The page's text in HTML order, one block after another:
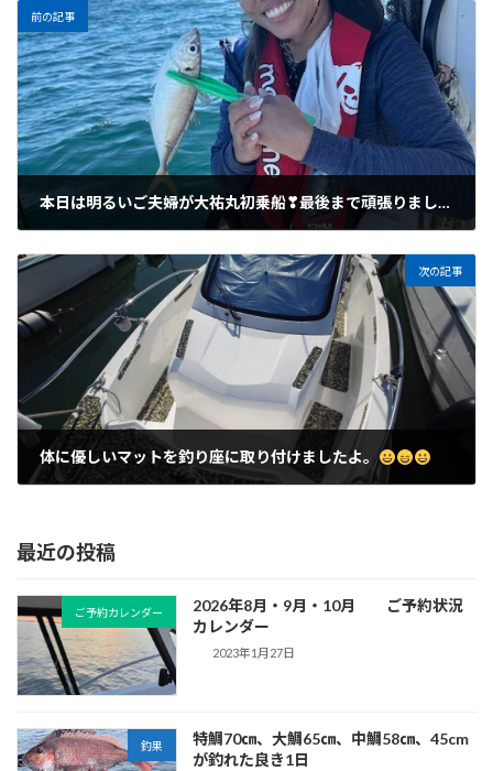
前の記事
本日は明るいご夫婦が大祐丸初乗船❣最後まで頑張りました。
次の記事
体に優しいマットを釣り座に取り付けましたよ。
最近の投稿
ご予約カレンダー
2026年8月・9月・10月 ご予約状況
カレンダー
2023年1月27日
釣果
特鯛70㎝、大鯛65㎝、中鯛58㎝、45cm
が釣れた良き1日